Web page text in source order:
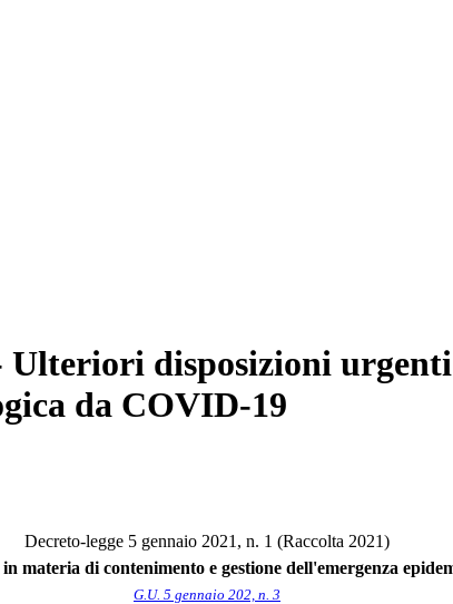
Ulteriori disposizioni
da COVID-19
Decreto-legge 5 gennaio 2021, n. 1 (Raccolta 2021)
materia di contenimento e gestione dell'emergenza
G.U. 5 gennaio 202, n. 3